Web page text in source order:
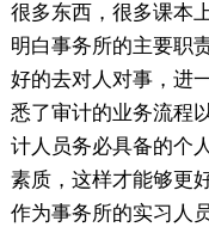
很多东西，很多课本
明白事务所的主要职
好的去对人对事，进
悉了审计的业务流程
计人员务必具备的个
素质，这样才能够更
作为事务所的实习人